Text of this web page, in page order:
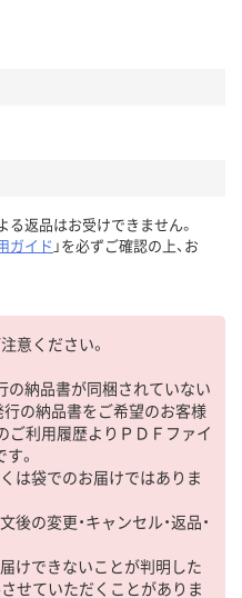
る返品はお受けできません。
ガイド 」を必ずご確認の上、お
意ください。
の納品書が同梱されていない
の納品書をご希望のお客様
ご利用履歴よりＰＤＦファイ
。
は袋でのお届けではありま
の変更・キャンセル・返品・
けできないことが判明した
せていただくことがありま